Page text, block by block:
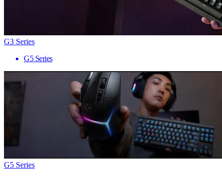
G3 Series
G5 Series
G5 Series